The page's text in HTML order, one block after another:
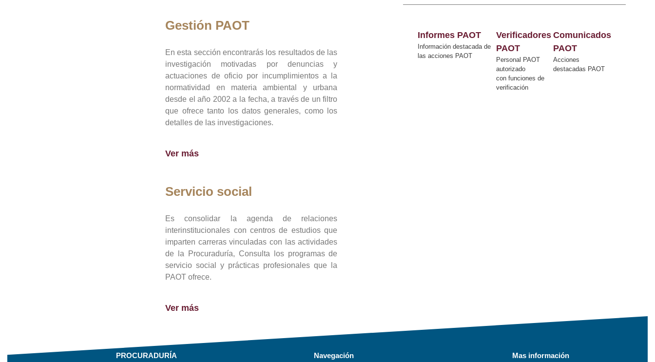
Gestión PAOT
En esta sección encontrarás los resultados de las
investigación motivadas por denuncias y
actuaciones de oficio por incumplimientos a la
normatividad en materia ambiental y urbana
desde el año 2002 a la fecha, a través de un filtro
que ofrece tanto los datos generales, como los
detalles de las investigaciones.
Ver más
Servicio social
Es consolidar la agenda de relaciones
interinstitucionales con centros de estudios que
imparten carreras vinculadas con las actividades
de la Procuraduría, Consulta los programas de
servicio social y prácticas profesionales que la
PAOT ofrece.
Ver más
Informes PAOT
Información destacada de
las acciones PAOT
Verificadores
PAOT
Personal PAOT
autorizado
con funciones de
verificación
Comunicados
PAOT
Acciones
destacadas PAOT
PROCURADURÍA Navegación Mas información